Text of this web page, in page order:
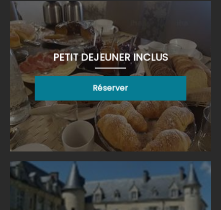
PETIT DEJEUNER INCLUS
Réserver